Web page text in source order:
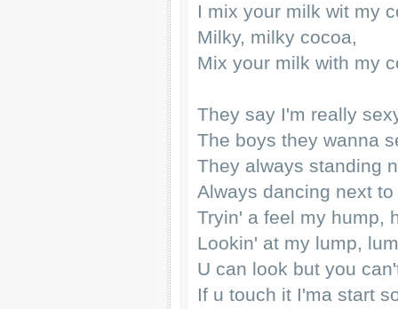
I mix your milk wit my
Milky, milky cocoa,
Mix your milk with my
They say I'm really
The boys they wanna
They always standing
Always dancing next to
Tryin' a feel my hump,
Lookin' at my lump,
U can look but you
If u touch it I'ma start